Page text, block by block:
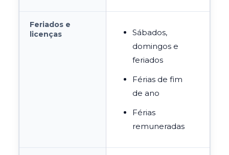
Feriados e
licenças
Sábados,
domingos e
feriados
Férias de fim
de ano
Férias
remuneradas